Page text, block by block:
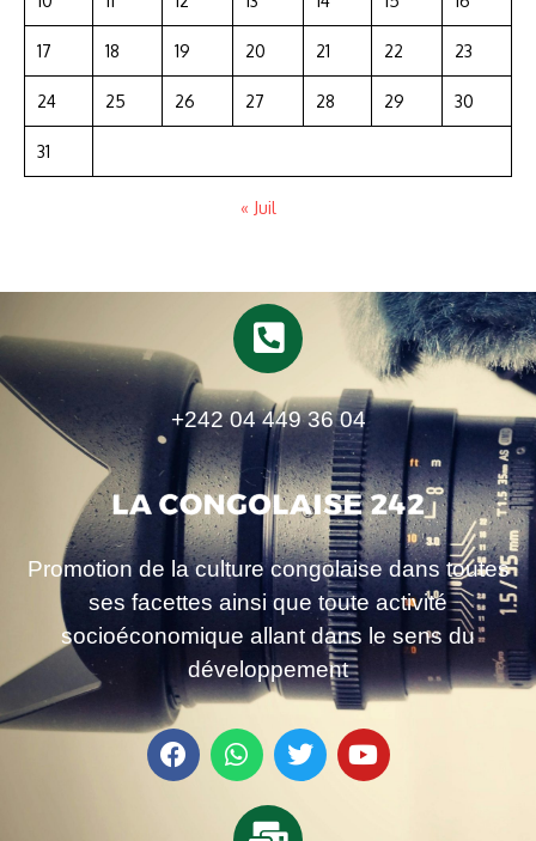
17 18 19 20 21 22 23
24 25 26 27 28 29 30
31
« Juil
+242 04 449 36 04
Promotion de la culture congolaise dans toutes
ses facettes ainsi que toute activité
socioéconomique allant dans le sens du
développement